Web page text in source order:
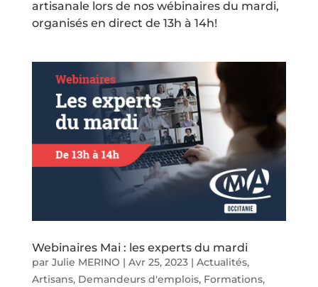
artisanale lors de nos wébinaires du mardi,
organisés en direct de 13h à 14h!
Webinaires Mai : les experts du mardi
par Julie MERINO | Avr 25, 2023| Actualités,
Artisans, Demandeurs d'emplois, Formations,